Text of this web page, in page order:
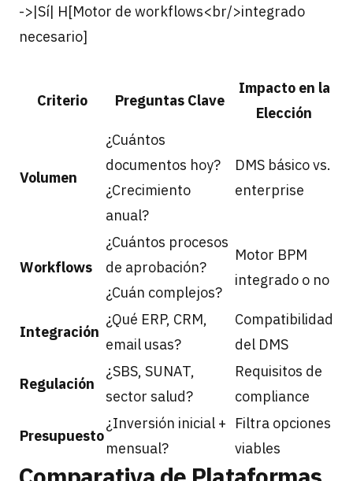
->|Sí| H[Motor de workflows<br/>integrado
necesario]
Criterio Preguntas Clave
Impacto en la
Elección
Volumen
¿Cuántos
documentos hoy?
¿Crecimiento
anual?
DMS básico vs.
enterprise
Workflows
¿Cuántos procesos
de aprobación?
¿Cuán complejos?
Motor BPM
integrado o no
Integración
¿Qué ERP, CRM,
email usas?
Compatibilidad
del DMS
Regulación
¿SBS, SUNAT,
sector salud?
Requisitos de
compliance
Presupuesto
¿Inversión inicial +
mensual?
Filtra opciones
viables